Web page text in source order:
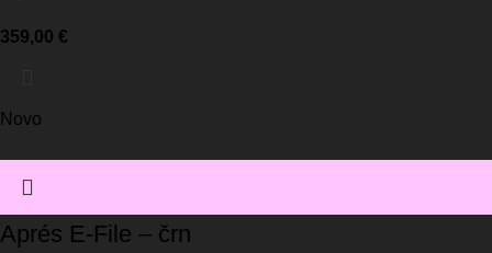
359,00 €
Novo
Aprés E-File – črn